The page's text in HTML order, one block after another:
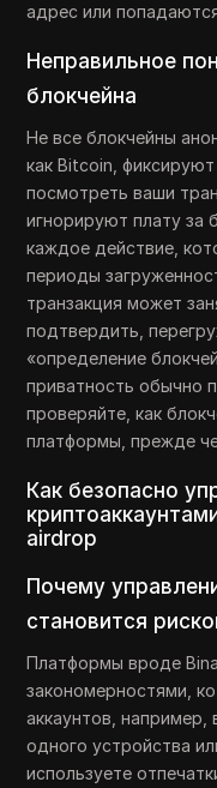
адрес или
Неправильное
блокчейна
Не все блокчейны
как Bitcoin,
посмотреть ваши
игнорируют плату за
каждое действие,
периоды
транзакция может
подтвердить,
«определение
приватность обычно
проверяйте, как
платформы, прежде
Как безопасно
airdrop
Почему
становится
Платформы вроде
закономерностями,
аккаунтов, например,
одного устройства
используете